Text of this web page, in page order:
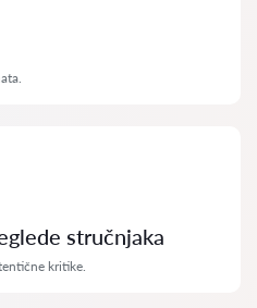
stručnjaka
kritike.